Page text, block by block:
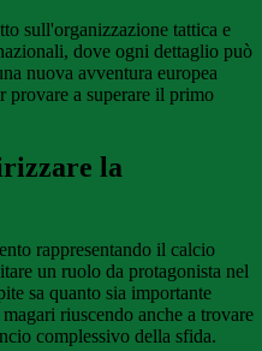
sull'organizzazione tattica e
dove ogni dettaglio può
nuova avventura europea
provare a superare il primo
la
rappresentando il calcio
un ruolo da protagonista nel
sa quanto sia importante
riuscendo anche a trovare
complessivo della sfida.